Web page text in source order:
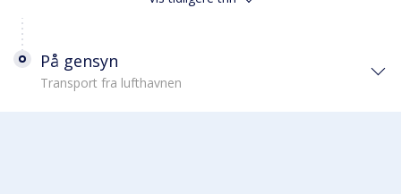
På gensyn
Transport fra lufthavnen